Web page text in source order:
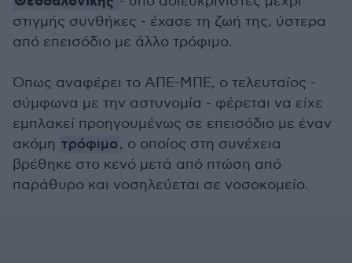
στιγμής συνθήκες - έχασε τη ζωή της, ύστερα
από επεισόδιο με άλλο τρόφιμο.
Όπως αναφέρει το ΑΠΕ-ΜΠΕ, ο τελευταίος -
σύμφωνα με την αστυνομία - φέρεται να είχε
εμπλακεί προηγουμένως σε επεισόδιο με έναν
ακόμη τρόφιμο, ο οποίος στη συνέχεια
βρέθηκε στο κενό μετά από πτώση από
παράθυρο και νοσηλεύεται σε νοσοκομείο.